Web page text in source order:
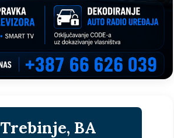
Trebinje, BA